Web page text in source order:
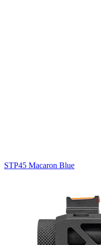
STP45 Macaron Blue